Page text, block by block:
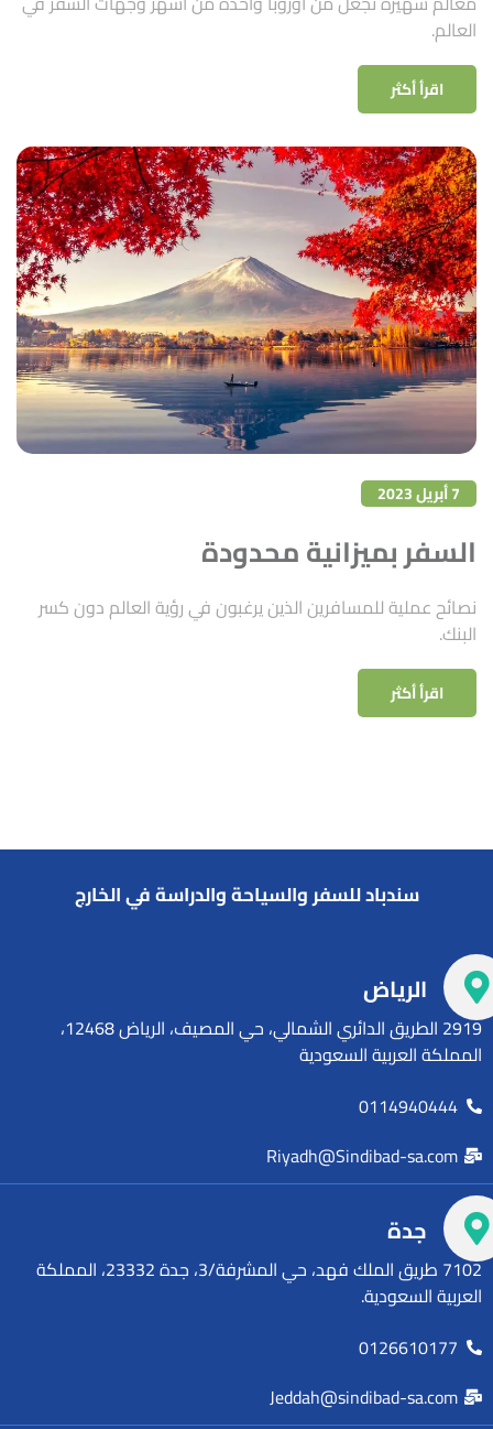
العالم.
اقرأ أكثر
7 أبريل 2023
السفر بميزانية محدودة
نصائح عملية للمسافرين الذين يرغبون في رؤية العالم دون كسر
البنك.
اقرأ أكثر
سندباد للسفر والسياحة والدراسة في الخارج
الرياض
2919 الطريق الدائري الشمالي، حي المصيف، الرياض 12468،
المملكة العربية السعودية
0114940444
Riyadh@Sindibad-sa.com
جدة
7102 طريق الملك فهد، حي المشرفة/3، جدة 23332، المملكة
العربية السعودية.
0126610177
Jeddah@sindibad-sa.com